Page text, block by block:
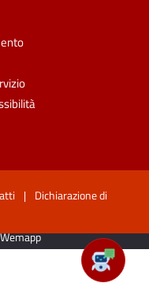
| Dichiarazione di